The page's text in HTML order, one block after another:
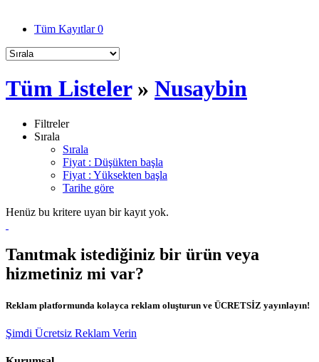
Tüm Kayıtlar0
Tüm Listeler» Nusaybin
Filtreler
Sırala
Sırala
Fiyat : Düşükten başla
Fiyat : Yüksekten başla
Tarihe göre
Henüz bu kritere uyan bir kayıt yok.
Tanıtmak istediğiniz bir ürün veya
hizmetiniz mi var?
Reklam platformunda kolayca reklam oluşturun ve ÜCRETSİZ yayınlayın!
Şimdi Ücretsiz Reklam Verin